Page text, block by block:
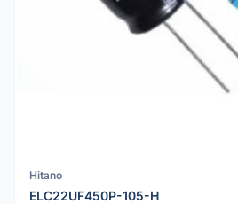
Hitano
ELC22UF450P-105-H